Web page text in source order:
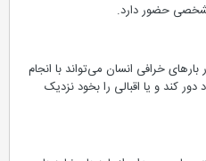
خرافی انسان می‌تواند با انجام
کند و یا اقبالی را بخود نزدیک